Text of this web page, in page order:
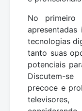
No primeiro
tecnologias
tanto suas
potenciais
Discutem-
precoce e